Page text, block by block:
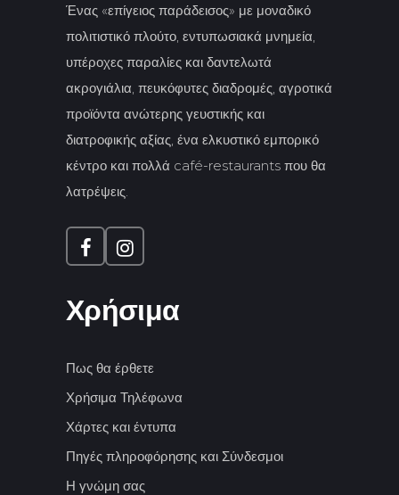
Ένας «επίγειος παράδεισος» με μοναδικό
πολιτιστικό πλούτο, εντυπωσιακά μνημεία,
υπέροχες παραλίες και δαντελωτά
ακρογιάλια, πευκόφυτες διαδρομές, αγροτικά
προϊόντα ανώτερης γευστικής και
διατροφικής αξίας, ένα ελκυστικό εμπορικό
κέντρο και πολλά café-restaurants που θα
λατρέψεις.
Χρήσιμα
Πως θα έρθετε
Χρήσιμα Τηλέφωνα
Χάρτες και έντυπα
Πηγές πληροφόρησης και Σύνδεσμοι
Η γνώμη σας